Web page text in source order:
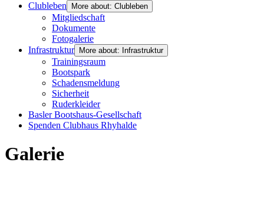
Clubleben
More about: Clubleben
Mitgliedschaft
Dokumente
Fotogalerie
Infrastruktur
More about: Infrastruktur
Trainingsraum
Bootspark
Schadensmeldung
Sicherheit
Ruderkleider
Basler Bootshaus-Gesellschaft
Spenden Clubhaus Rhyhalde
Galerie